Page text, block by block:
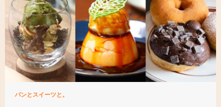
パンとスイーツと。